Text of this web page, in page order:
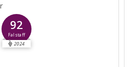
92
Falstaff
2024